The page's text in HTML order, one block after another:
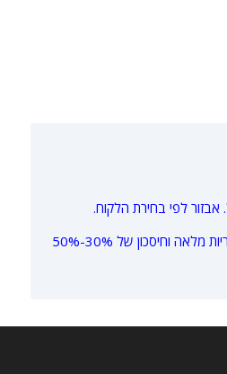
שרות באתר הלקוח ובאחריות מלאה וחיסכון של 30%-50%